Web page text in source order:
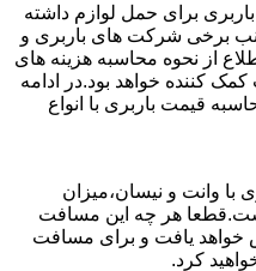
برای حمل لوازم داشته
برخی شرکت های باربری و
از نحوه محاسبه هزینه های
کننده خواهد بود.در ادامه
قیمت باربری با انواع
با وانت و نیسان،میزان
هر چه این مسافت
خواهد یافت و برای مسافت
کرد.